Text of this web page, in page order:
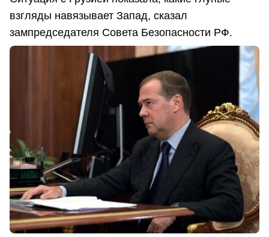
взгляды навязывает Запад, сказал
зампредседателя Совета Безопасности РФ.